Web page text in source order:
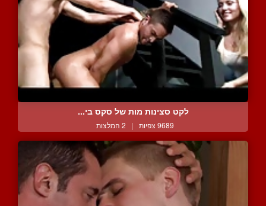
לקט סצינות מות של סקס בי...
9689 צפיות | 2 המלצות